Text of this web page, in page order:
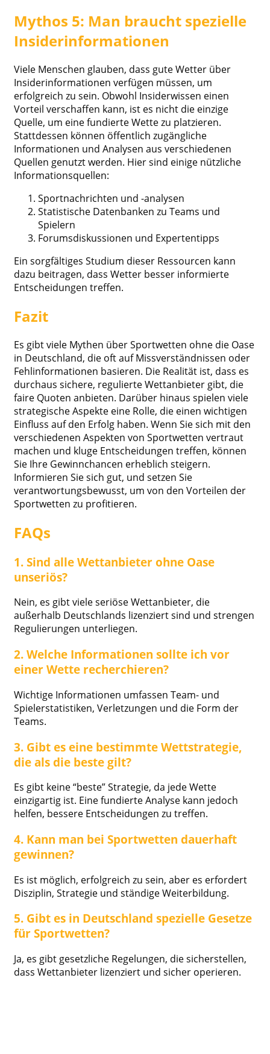
Mythos 5: Man braucht spezielle
Insiderinformationen
Viele Menschen glauben, dass gute Wetter über
Insiderinformationen verfügen müssen, um
erfolgreich zu sein. Obwohl Insiderwissen einen
Vorteil verschaffen kann, ist es nicht die einzige
Quelle, um eine fundierte Wette zu platzieren.
Stattdessen können öffentlich zugängliche
Informationen und Analysen aus verschiedenen
Quellen genutzt werden. Hier sind einige nützliche
Informationsquellen:
Sportnachrichten und -analysen
Statistische Datenbanken zu Teams und
Spielern
Forumsdiskussionen und Expertentipps
Ein sorgfältiges Studium dieser Ressourcen kann
dazu beitragen, dass Wetter besser informierte
Entscheidungen treffen.
Fazit
Es gibt viele Mythen über Sportwetten ohne die Oase
in Deutschland, die oft auf Missverständnissen oder
Fehlinformationen basieren. Die Realität ist, dass es
durchaus sichere, regulierte Wettanbieter gibt, die
faire Quoten anbieten. Darüber hinaus spielen viele
strategische Aspekte eine Rolle, die einen wichtigen
Einfluss auf den Erfolg haben. Wenn Sie sich mit den
verschiedenen Aspekten von Sportwetten vertraut
machen und kluge Entscheidungen treffen, können
Sie Ihre Gewinnchancen erheblich steigern.
Informieren Sie sich gut, und setzen Sie
verantwortungsbewusst, um von den Vorteilen der
Sportwetten zu profitieren.
FAQs
1. Sind alle Wettanbieter ohne Oase
unseriös?
Nein, es gibt viele seriöse Wettanbieter, die
außerhalb Deutschlands lizenziert sind und strengen
Regulierungen unterliegen.
2. Welche Informationen sollte ich vor
einer Wette recherchieren?
Wichtige Informationen umfassen Team- und
Spielerstatistiken, Verletzungen und die Form der
Teams.
3. Gibt es eine bestimmte Wettstrategie,
die als die beste gilt?
Es gibt keine “beste” Strategie, da jede Wette
einzigartig ist. Eine fundierte Analyse kann jedoch
helfen, bessere Entscheidungen zu treffen.
4. Kann man bei Sportwetten dauerhaft
gewinnen?
Es ist möglich, erfolgreich zu sein, aber es erfordert
Disziplin, Strategie und ständige Weiterbildung.
5. Gibt es in Deutschland spezielle Gesetze
für Sportwetten?
Ja, es gibt gesetzliche Regelungen, die sicherstellen,
dass Wettanbieter lizenziert und sicher operieren.